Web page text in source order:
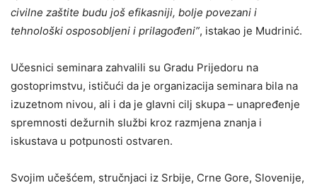
civilne zaštite budu još efikasniji, bolje povezani i
tehnološki osposobljeni i prilagođeni”, istakao je Mudrinić.
Učesnici seminara zahvalili su Gradu Prijedoru na
gostoprimstvu, ističući da je organizacija seminara bila na
izuzetnom nivou, ali i da je glavni cilj skupa – unapređenje
spremnosti dežurnih službi kroz razmjena znanja i
iskustava u potpunosti ostvaren.
Svojim učešćem, stručnjaci iz Srbije, Crne Gore, Slovenije,